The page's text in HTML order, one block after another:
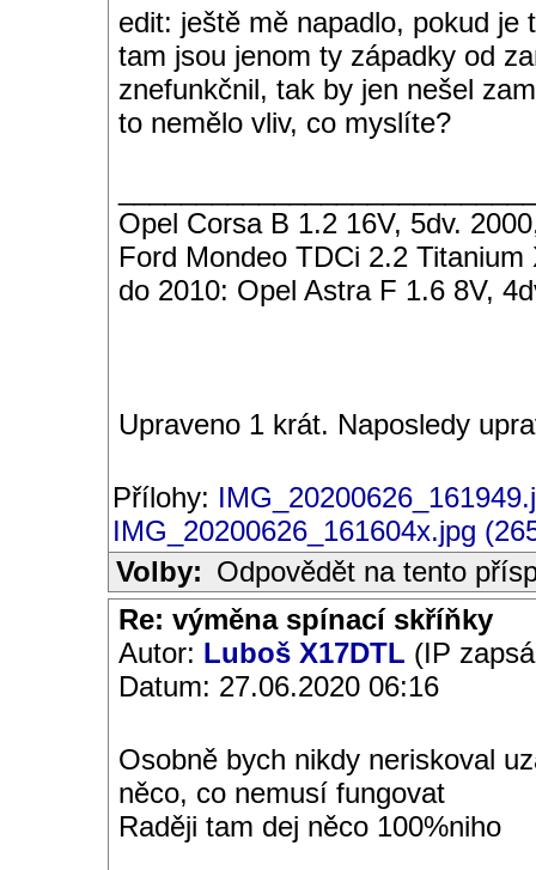
edit: ještě mě napadlo, pokud
tam jsou jenom ty západky od
znefunkčnil, tak by jen nešel
to nemělo vliv, co myslíte?
Opel Corsa B 1.2 16V, 5dv.
Ford Mondeo TDCi 2.2
do 2010: Opel Astra F 1.6 8V,
Upraveno 1 krát. Naposledy
Přílohy:
IMG_20200626_161604x.jpg
Volby: Odpovědět na tento
Re: výměna spínací skříňky
Autor: Luboš X17DTL (IP
Datum: 27.06.2020 06:16
Osobně bych nikdy neriskoval
něco, co nemusí fungovat
Raději tam dej něco 100%niho